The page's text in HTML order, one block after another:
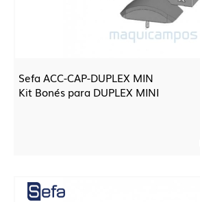
Sefa ACC-CAP-DUPLEX MIN
Kit Bonés para DUPLEX MINI